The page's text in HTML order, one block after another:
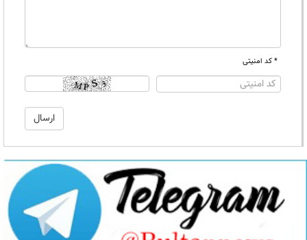
* کد امنیتی